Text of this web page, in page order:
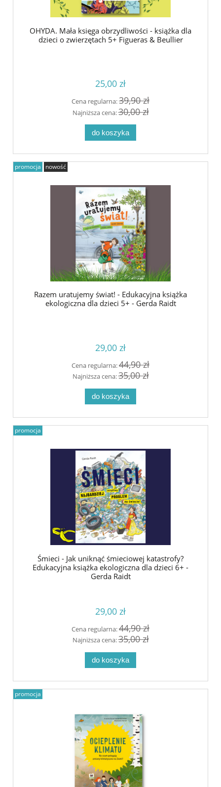
OHYDA. Mała księga obrzydliwości - książka dla
dzieci o zwierzętach 5+ Figueras & Beullier
25,00 zł
Cena regularna:39,90 zł
Najniższa cena:30,00 zł
do koszyka
Razem uratujemy świat! - Edukacyjna książka
ekologiczna dla dzieci 5+ - Gerda Raidt
29,00 zł
Cena regularna:44,90 zł
Najniższa cena:35,00 zł
do koszyka
promocja nowość
Śmieci - Jak uniknąć śmieciowej katastrofy?
Edukacyjna książka ekologiczna dla dzieci 6+ -
Gerda Raidt
29,00 zł
Cena regularna:44,90 zł
Najniższa cena:35,00 zł
do koszyka
promocja
promocja